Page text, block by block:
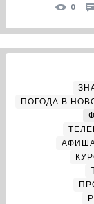
0
ПОГОДА В